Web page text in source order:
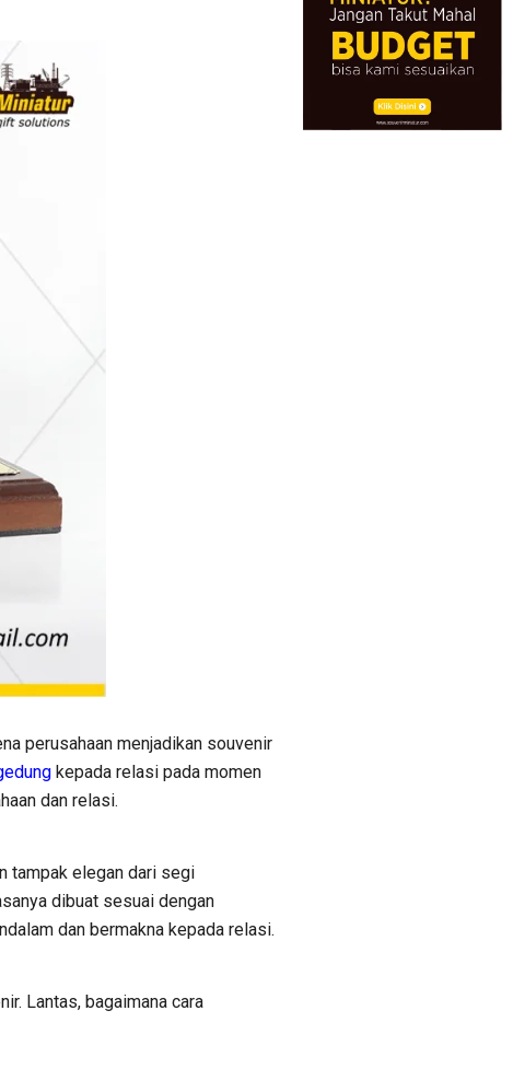
perusahaan menjadikan souvenir
kepada relasi pada momen
dan relasi.
tampak elegan dari segi
dibuat sesuai dengan
dan bermakna kepada relasi.
Lantas, bagaimana cara